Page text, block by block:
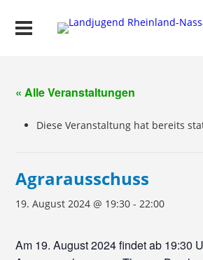
« Alle Veranstaltungen
Diese Veranstaltung hat bereits
Agrarausschuss
19. August 2024 @ 19:30 -22:00
Am 19. August 2024 findet ab 19:30